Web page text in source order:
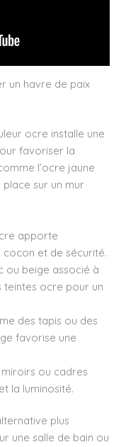
un havre de paix
ocre installe une
favoriser la
l’ocre jaune
sur un mur
apporte
cocon et de sécurité.
ou beige associé à
teintes ocre pour un
des tapis ou des
favorise une
ou cadres
la luminosité.
plus
une salle de bain ou